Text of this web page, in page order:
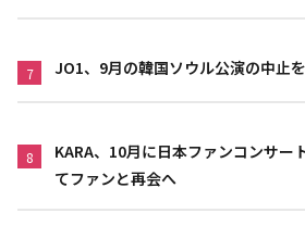
7 JO1、9月の韓国ソウル公演の中止
8
KARA、10月に日本ファンコンサー
てファンと再会へ